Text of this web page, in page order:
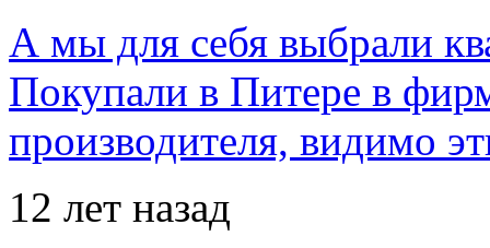
А мы для себя выбрали
Покупали в Питере в
производителя, видимо
12 лет назад